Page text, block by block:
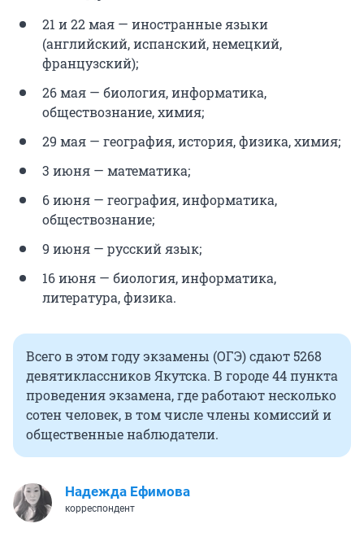
21 и 22 мая — иностранные языки
(английский, испанский, немецкий,
французский);
26 мая — биология, информатика,
обществознание, химия;
29 мая — география, история, физика, химия;
3 июня — математика;
6 июня — география, информатика,
обществознание;
9 июня — русский язык;
16 июня — биология, информатика,
литература, физика.
Всего в этом году экзамены (ОГЭ) сдают 5268
девятиклассников Якутска. В городе 44 пункта
проведения экзамена, где работают несколько
сотен человек, в том числе члены комиссий и
общественные наблюдатели.
Надежда Ефимова
корреспондент